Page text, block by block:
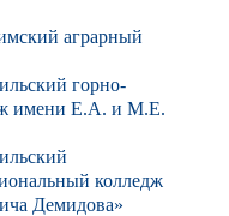
аграрный
горно-
имени Е.А. и М.Е.
колледж
Демидова»